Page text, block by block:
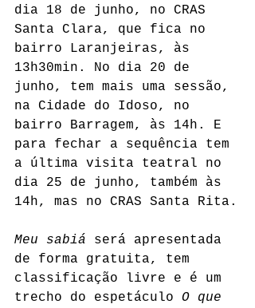
dia 18 de junho, no CRAS
Santa Clara, que fica no
bairro Laranjeiras, às
13h30min. No dia 20 de
junho, tem mais uma sessão,
na Cidade do Idoso, no
bairro Barragem, às 14h. E
para fechar a sequência tem
a última visita teatral no
dia 25 de junho, também às
14h, mas no CRAS Santa Rita.
Meu sabiá será apresentada
de forma gratuita, tem
classificação livre e é um
trecho do espetáculo O que